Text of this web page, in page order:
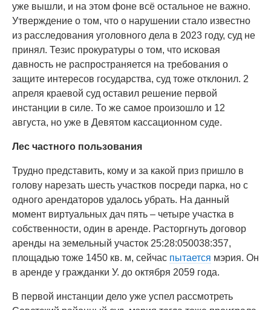
уже вышли, и на этом фоне всё остальное не важно.
Утверждение о том, что о нарушении стало известно
из расследования уголовного дела в 2023 году, суд не
принял. Тезис прокуратуры о том, что исковая
давность не распространяется на требования о
защите интересов государства, суд тоже отклонил. 2
апреля краевой суд оставил решение первой
инстанции в силе. То же самое произошло и 12
августа, но уже в Девятом кассационном суде.
Лес частного пользования
Трудно представить, кому и за какой приз пришло в
голову нарезать шесть участков посреди парка, но с
одного арендаторов удалось убрать. На данный
момент виртуальных дач пять – четыре участка в
собственности, один в аренде. Расторгнуть договор
аренды на земельный участок 25:28:050038:357,
площадью тоже 1450 кв. м, сейчас пытается мэрия. Он
в аренде у гражданки У. до октября 2059 года.
В первой инстанции дело уже успел рассмотреть